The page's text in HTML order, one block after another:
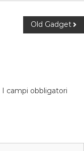
Old Gadget
I campi obbligatori